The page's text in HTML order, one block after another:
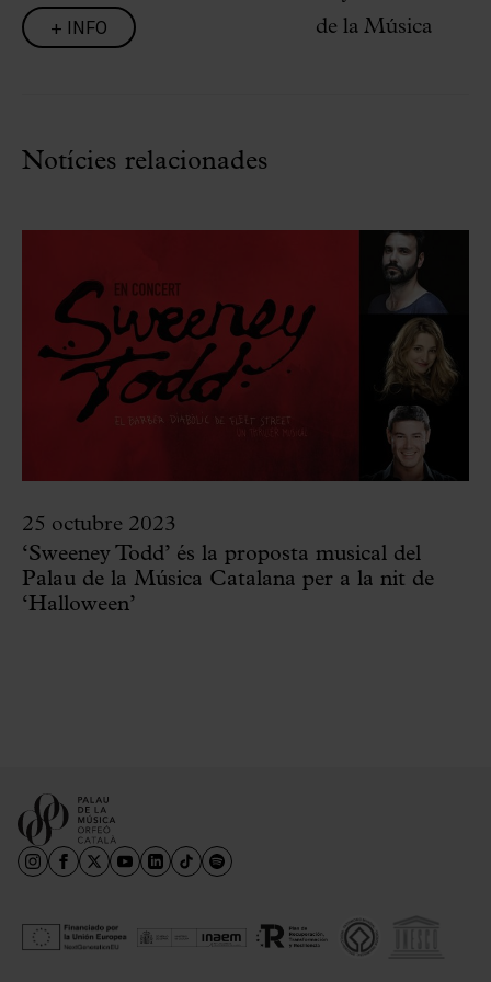
+ INFO
de la Música
Notícies relacionades
25 octubre 2023
‘Sweeney Todd’ és la proposta musical del
Palau de la Música Catalana per a la nit de
‘Halloween’